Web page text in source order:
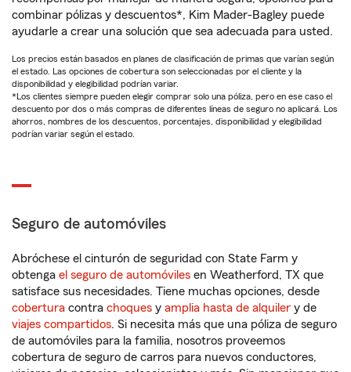
combinar pólizas y descuentos*, Kim Mader-Bagley puede
ayudarle a crear una solución que sea adecuada para usted.
Los precios están basados en planes de clasificación de primas que varían según
el estado. Las opciones de cobertura son seleccionadas por el cliente y la
disponibilidad y elegibilidad podrían variar.
*Los clientes siempre pueden elegir comprar solo una póliza, pero en ese caso el
descuento por dos o más compras de diferentes líneas de seguro no aplicará. Los
ahorros, nombres de los descuentos, porcentajes, disponibilidad y elegibilidad
podrían variar según el estado.
Seguro de automóviles
Abróchese el cinturón de seguridad con State Farm y
obtenga el seguro de automóviles en Weatherford, TX que
satisface sus necesidades. Tiene muchas opciones, desde
cobertura contra choques y amplia hasta de alquiler y de
viajes compartidos. Si necesita más que una póliza de seguro
de automóviles para la familia, nosotros proveemos
cobertura de seguro de carros para nuevos conductores,